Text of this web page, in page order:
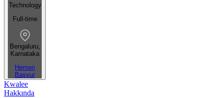
Technology
Full-time
Bengaluru,
Karnataka
Hemen
Başvur
Kwalee
Hakkında